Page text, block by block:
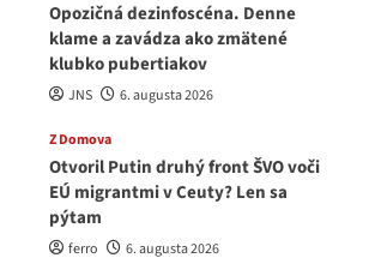
Opozičná dezinfoscéna. Denne
klame a zavádza ako zmätené
klubko pubertiakov
JNS 6. augusta 2026
Z Domova
Otvoril Putin druhý front ŠVO voči
EÚ migrantmi v Ceuty? Len sa
pýtam
ferro 6. augusta 2026